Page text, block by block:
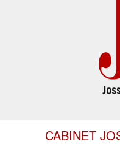
CABINET